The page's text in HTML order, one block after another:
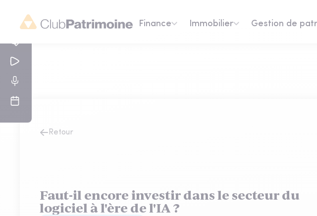
Finance Immobilier Gestion de
Retour
Faut-il encore investir dans le secteur du
logiciel à l'ère de l'IA ?